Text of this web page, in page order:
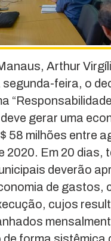
Arthur
feira, o
gerar uma
58 milhões entre
2020. Em 20 dias,
deverão
de gastos,
cujos